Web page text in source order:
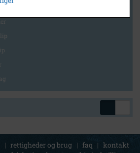
| rettigheder og brug | faq | kontakt